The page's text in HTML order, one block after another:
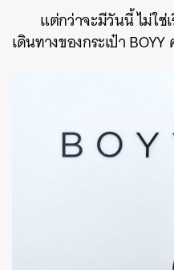
แต่กว่าจะมีวันนี้ ไม่ใช่
เดินทางของกระเป๋า BOYY